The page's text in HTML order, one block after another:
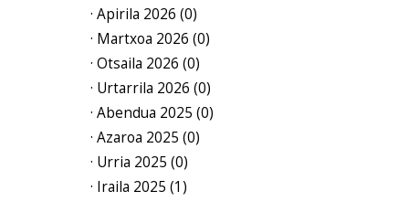
· Apirila 2026 (0)
· Martxoa 2026 (0)
· Otsaila 2026 (0)
· Urtarrila 2026 (0)
· Abendua 2025 (0)
· Azaroa 2025 (0)
· Urria 2025 (0)
· Iraila 2025 (1)